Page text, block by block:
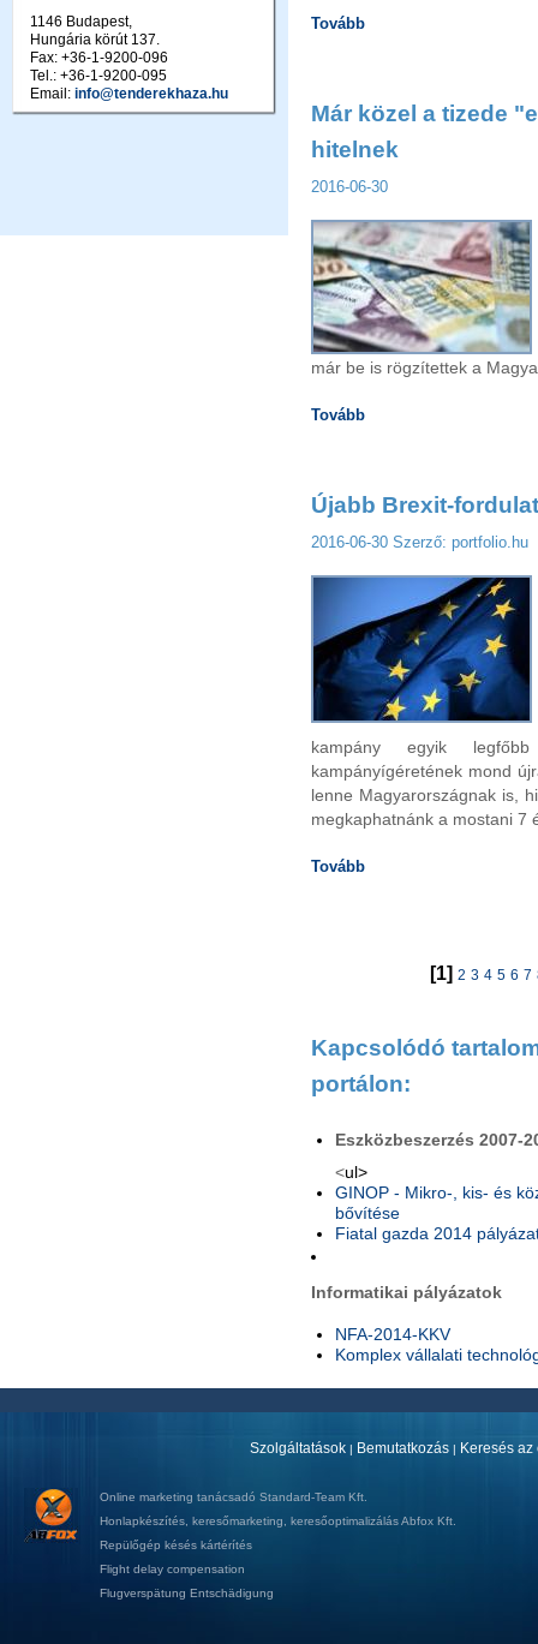
1146 Budapest,
Hungária körút 137.
Fax: +36-1-9200-096
Tel.: +36-1-9200-095
Email: info@tenderekhaza.hu
Tovább
Már közel a tizede
hitelnek
2016-06-30
már be is rögzítettek a
Tovább
Újabb Brexit-
2016-06-30 Szerző: portfolio.hu
kampány egyik
kampányígéretének mond
lenne Magyarországnak is,
megkaphatnánk a mostani 7
Tovább
[1] 2 3 4 5 6 7
Kapcsolódó
portálon:
Eszközbeszerzés 2007-
<ul>
GINOP - Mikro-, kis- és
bővítése
Fiatal gazda 2014
Informatikai pályázatok
NFA-2014-KKV
Komplex vállalati
Szolgáltatások | Bemutatkozás | Keresés
Online marketing tanácsadó Standard-Team Kft.
Honlapkészítés keresőmarketing keresőoptimalizálásAbfox Kft.
Repülőgép késés kártérítés
Flight delay compensation
Flugverspätung Entschädigung